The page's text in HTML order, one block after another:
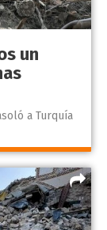
un
a Turquía